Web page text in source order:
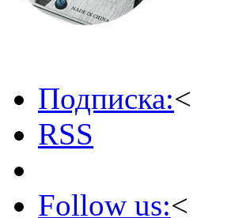
Подписка:<
RSS
Follow us:<